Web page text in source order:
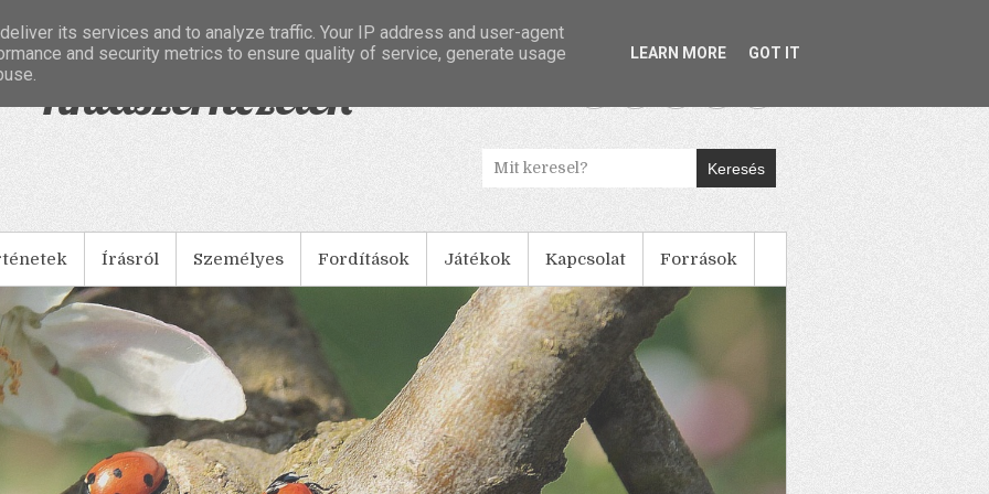
Tintaszerkezetek
Keresés
Írásról Személyes Fordítások Játékok Kapcsolat Források
its services and to analyze traffic. Your IP address and user-agent
and security metrics to ensure quality of service, generate usage
LEARN MORE GOT IT